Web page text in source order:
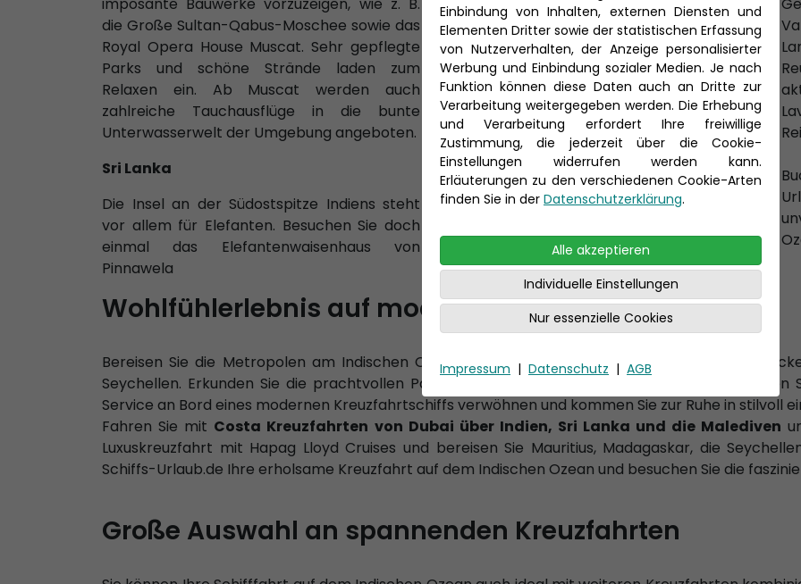
die Große Sultan-Qabus-Moschee sowie das
Royal Opera House Muscat. Sehr gepflegte
Parks und schöne Strände laden zum
Relaxen ein. Ab Muscat werden auch
zahlreiche Tauchausflüge in die bunte
Unterwasserwelt der Umgebung angeboten.
Sri Lanka
Die Insel an der Südostspitze Indiens steht
vor allem für Elefanten. Besuchen Sie doch
einmal das Elefantenwaisenhaus von
Pinnawela
dadurch viele Tier- und Pflanzenarten, die
nur auf Madagaskar heimisch sind, wie zum
Beispiel die Lemuren.
Das Inselinnere wird durch ein etwa 1100 m
hohes Plateau gekennzeichnet, das sich von
Nord nach Süd ausdehnt. Des Weiteren
besteht Madagaskar aus teilweise dichtem
Regenwald. Angelaufene Häfen der
Reedereien sind Tolagnaro im Süden sowie
Antsiranana, Nosy Be, Diego-Suarez im
Norden und Tamatave im Westen.
Wohlfühlerlebnis auf modernen Kreuzfahrtschiffen
Bereisen Sie die Metropolen am Indischen Ozean. Tauchen Sie ein in Paradies ein und
Seychellen. Erkunden Sie die prachtvollen Paläste und Heiligtümer der indischen Kultur.
Service an Bord eines modernen Kreuzfahrtschiffs verwöhnen und kommen Sie zur Ruhe in stilvoll
Fahren Sie mit Costa Kreuzfahrten von Dubai über Indien, Sri Lanka und die Malediven
Luxuskreuzfahrt mit Hapag Lloyd Cruises und bereisen Sie Mauritius, Madagaskar, die
Schiffs-Urlaub.de Ihre erholsame Kreuzfahrt auf dem Indischen Ozean und besuchen Sie die
Große Auswahl an spannenden Kreuzfahrten
Einbindung von Inhalten, externen Diensten und
Elementen Dritter sowie der statistischen Erfassung
von Nutzerverhalten, der Anzeige personalisierter
Werbung und Einbindung sozialer Medien. Je nach
Funktion können diese Daten auch an Dritte zur
Verarbeitung weitergegeben werden. Die Erhebung
und Verarbeitung erfordert Ihre freiwillige
Zustimmung, die jederzeit über die Cookie-
Einstellungen widerrufen werden kann.
Erläuterungen zu den verschiedenen Cookie-Arten
finden Sie in der Datenschutzerklärung.
Alle akzeptieren
Individuelle Einstellungen
Nur essenzielle Cookies
Impressum | Datenschutz | AGB